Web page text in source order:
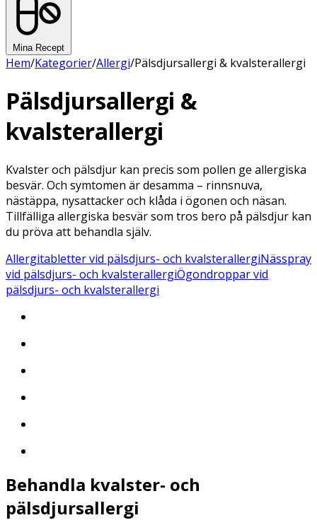
Mina Recept
Hem/Kategorier/Allergi/Pälsdjursallergi & kvalsterallergi
Pälsdjursallergi &
kvalsterallergi
Kvalster och pälsdjur kan precis som pollen ge allergiska
besvär. Och symtomen är desamma – rinnsnuva,
nästäppa, nysattacker och klåda i ögonen och näsan.
Tillfälliga allergiska besvär som tros bero på pälsdjur kan
du pröva att behandla själv.
Allergitabletter vid pälsdjurs- och kvalsterallergiNässpray
vid pälsdjurs- och kvalsterallergiÖgondroppar vid
pälsdjurs- och kvalsterallergi
Behandla kvalster- och
pälsdjursallergi